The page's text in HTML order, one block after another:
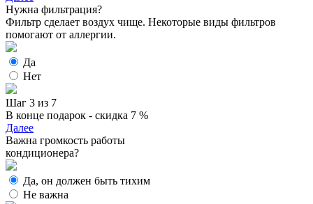
Нужна фильтрация?
Фильтр сделает воздух чище. Некоторые виды фильтров
помогают от аллергии.
Да
Нет
Шаг 3 из 7
В конце подарок - скидка 7 %
Далее
Важна громкость работы
кондиционера?
Да, он должен быть тихим
Не важна